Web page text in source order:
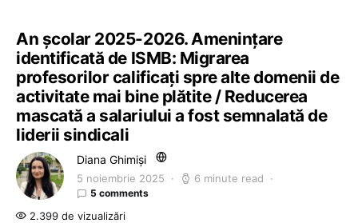
An școlar 2025-2026. Amenințare
identificată de ISMB: Migrarea
profesorilor calificați spre alte domenii de
activitate mai bine plătite / Reducerea
mascată a salariului a fost semnalată de
liderii sindicali
Diana Ghimiși
5 noiembrie 2025 6 minute read
5 comments
2.399 de vizualizări